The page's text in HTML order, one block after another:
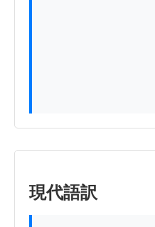
現代語訳